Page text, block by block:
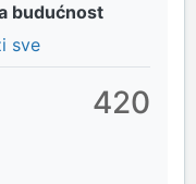
budućnost
sve
420